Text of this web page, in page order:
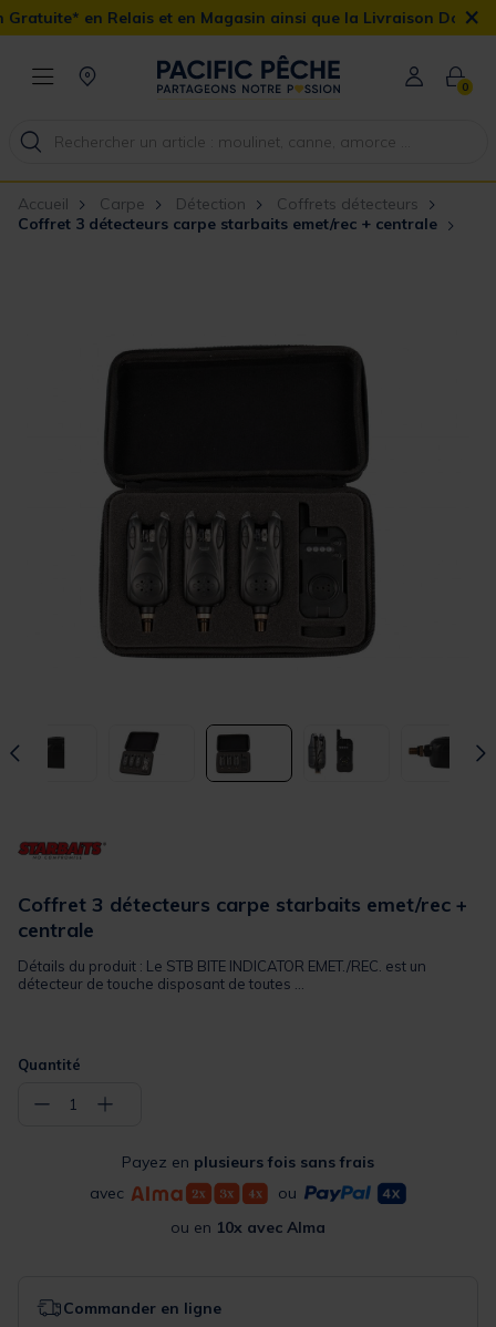
et en Magasin ainsi que la Livraison Domicile offerte dès 90€
×
0
Accueil Carpe Détection
Coffrets détecteurs
Coffret 3 détecteurs carpe starbaits emet/rec + centrale
Coffret 3 détecteurs carpe starbaits emet/rec +
centrale
Détails du produit : Le STB BITE INDICATOR EMET./REC. est un
détecteur de touche disposant de toutes ...
Quantité
− 1 +
Payez en plusieurs fois sans frais
avec
ou
ou en 10x avec Alma
Commander en ligne